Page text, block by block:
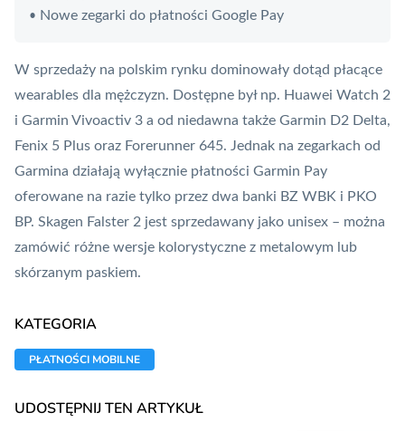
• Nowe zegarki do płatności Google Pay
W sprzedaży na polskim rynku dominowały dotąd płacące
wearables dla mężczyzn. Dostępne był np. Huawei Watch 2
i Garmin Vivoactiv 3 a od niedawna także Garmin D2 Delta,
Fenix 5 Plus oraz Forerunner 645. Jednak na zegarkach od
Garmina działają wyłącznie płatności Garmin Pay
oferowane na razie tylko przez dwa banki BZ WBK i PKO
BP. Skagen Falster 2 jest sprzedawany jako unisex – można
zamówić różne wersje kolorystyczne z metalowym lub
skórzanym paskiem.
KATEGORIA
PŁATNOŚCI MOBILNE
UDOSTĘPNIJ TEN ARTYKUŁ